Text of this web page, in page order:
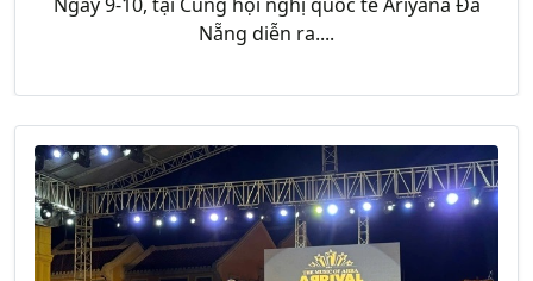
Nẵng diễn ra....